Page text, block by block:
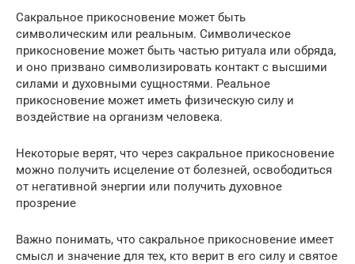
Сакральное прикосновение может быть
символическим или реальным. Символическое
прикосновение может быть частью ритуала или обряда,
и оно призвано символизировать контакт с высшими
силами и духовными сущностями. Реальное
прикосновение может иметь физическую силу и
воздействие на организм человека.
Некоторые верят, что через сакральное прикосновение
можно получить исцеление от болезней, освободиться
от негативной энергии или получить духовное
прозрение
Важно понимать, что сакральное прикосновение имеет
смысл и значение для тех, кто верит в его силу и святое